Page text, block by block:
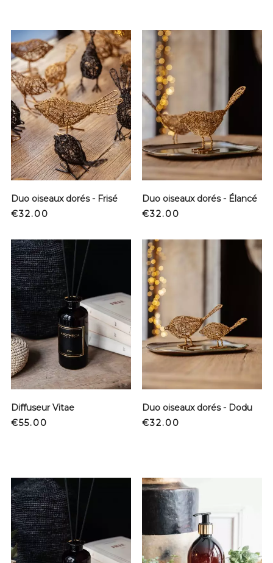
Duo oiseaux dorés - Frisé
Price
€32.00
Duo oiseaux dorés - Élancé
Price
€32.00
Diffuseur Vitae
Price
€55.00
Duo oiseaux dorés - Dodu
Price
€32.00